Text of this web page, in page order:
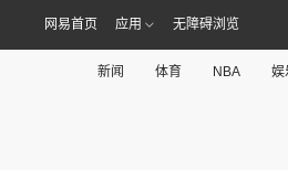
网易首页 应用 无障碍浏览
新闻 体育 NBA 娱